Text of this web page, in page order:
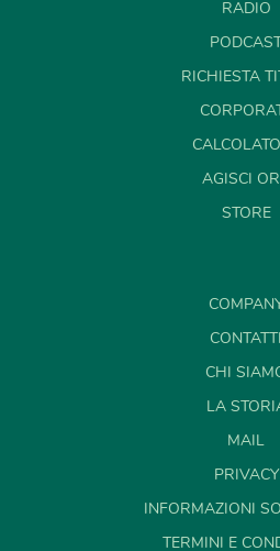
RADIO
RICHIESTA
AGISCI
STORE
CONTATTI
CHI
LA
MAIL
PRIVACY
INFORMAZIONI
TERMINI E